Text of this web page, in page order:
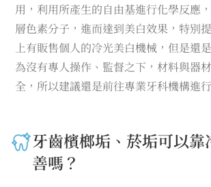
用，利用所產生的自由基進行化學反應
層色素分子，進而達到美白效果，特別
上有販售個人的冷光美白機械，但是還
為沒有專人操作、監督之下，材料與器
全，所以建議還是前往專業牙科機構進
牙齒檳榔垢、菸垢可以
善嗎？